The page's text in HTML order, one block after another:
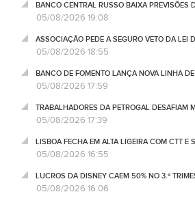
BANCO CENTRAL RUSSO BAIXA
05/08/2026 19:08
ASSOCIAÇÃO PEDE A SEGURO VETO DA LEI
05/08/2026 18:55
BANCO DE FOMENTO LANÇA NOVA LINHA
05/08/2026 17:59
TRABALHADORES DA PETROGAL DESAFIAM
05/08/2026 17:39
LISBOA FECHA EM ALTA LIGEIRA COM CTT E
05/08/2026 16:55
LUCROS DA DISNEY CAEM 50% NO 3.º
05/08/2026 16:06